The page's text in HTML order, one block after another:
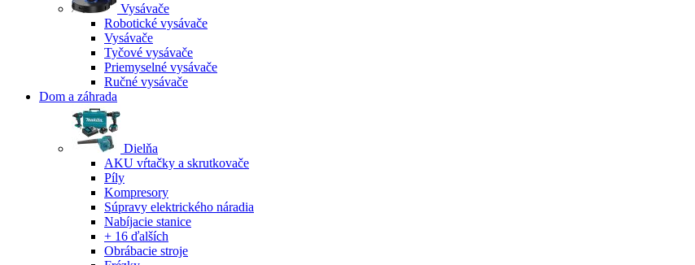
Vysávače
Robotické vysávače
Vysávače
Tyčové vysávače
Priemyselné vysávače
Ručné vysávače
Dom a záhrada
Dielňa
AKU vŕtačky a skrutkovače
Píly
Kompresory
Súpravy elektrického náradia
Nabíjacie stanice
+ 16 ďalších
Obrábacie stroje